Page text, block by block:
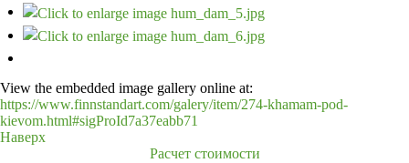
View the embedded image gallery online at:
https://www.finnstandart.com/galery/item/274-khamam-pod-
kievom.html#sigProId7a37eabb71
Наверх
Расчет стоимости